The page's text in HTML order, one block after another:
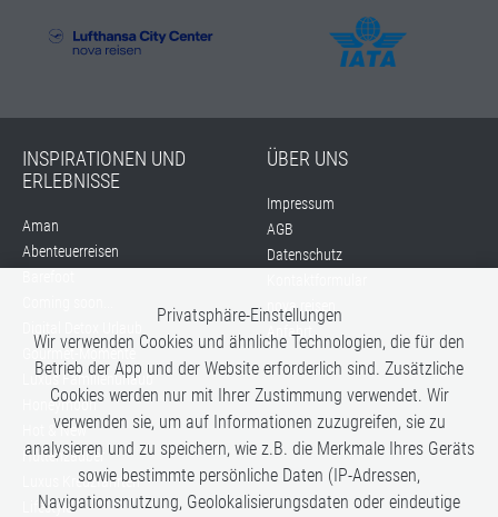
INSPIRATIONEN UND
ERLEBNISSE
Aman
Abenteuerreisen
Gourmet-Momente
Luxus Familienurlaub
Honeymoon
Hot & New
Hüttenzauber
Luxus Kreuzfahrten
Lifestyle
ÜBER UNS
Impressum
AGB
Datenschutz
nova reisen
Anfahrt
Privatsphäre-Einstellungen
Wir verwenden Cookies und ähnliche Technologien, die für den
Betrieb der App und der Website erforderlich sind. Zusätzliche
Cookies werden nur mit Ihrer Zustimmung verwendet. Wir
verwenden sie, um auf Informationen zuzugreifen, sie zu
analysieren und zu speichern, wie z.B. die Merkmale Ihres Geräts
sowie bestimmte persönliche Daten (IP-Adressen,
Navigationsnutzung, Geolokalisierungsdaten oder eindeutige